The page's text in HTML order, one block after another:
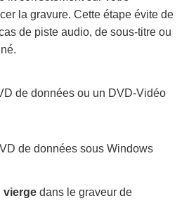
la gravure. Cette étape évite de
de piste audio, de sous-titre ou
de données ou un DVD-Vidéo
de données sous Windows
vierge dans le graveur de